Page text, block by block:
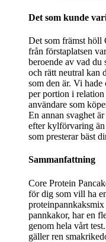
Det som kunde
Det som främst höll
från förstaplatsen
beroende av vad du
och rätt neutral kan
som den är. Vi hade
per portion i
användare som
En annan svaghet
efter kylförvaring
som presterar bäst
Sammanfattning
Core Protein
för dig som vill ha
pannkakor, har en
genom hela vårt
gäller ren